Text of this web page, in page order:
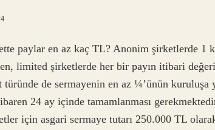
paylar en az kaç TL? Anonim şirketlerde 1
limited şirketlerde her bir payın itibari
de sermayenin en az ¼’ünün kuruluşa
24 ay içinde tamamlanması
için asgari sermaye tutarı 250.000 TL